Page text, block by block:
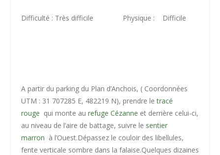
Difficulté : Très difficile Physique : Difficile
A partir du parking du Plan d’Anchois, ( Coordonnées
UTM : 31 707285 E, 482219 N), prendre le tracé
rouge qui monte au refuge Cézanne et derrière celui-ci,
au niveau de l’aire de battage, suivre le sentier
marron à l’Ouest.Dépassez le couloir des libellules,
fente verticale sombre dans la falaise.Quelques dizaines